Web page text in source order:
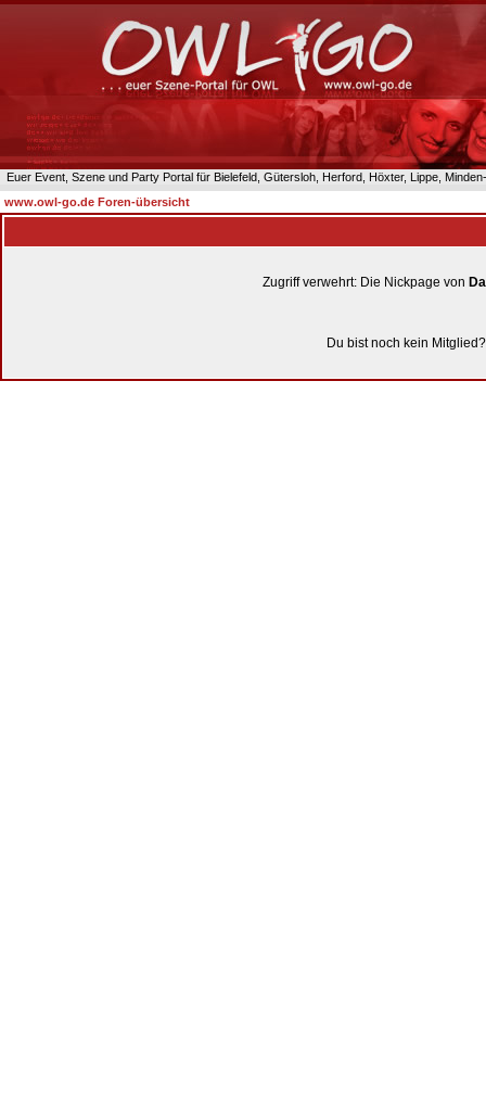
Euer Event, Szene und Party Portal für Bielefeld, Gütersloh, Herford, Höxter, Lippe,
www.owl-go.de Foren-übersicht
Zugriff verwehrt: Die Nickpage von
Du bist noch kein